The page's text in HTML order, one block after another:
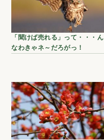
「聞けば売れる」って・・・ん
なわきゃネ～だろがっ！